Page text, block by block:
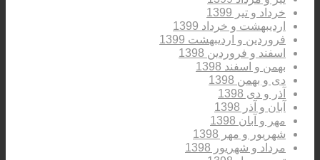
خرداد و تیر 1399
اردیبهشت و خرداد 1399
فروردین و اردیبهشت 1399
اسفند و فروردین 1398
بهمن و اسفند 1398
دی و بهمن 1398
آذر و دی 1398
آبان و آذر 1398
مهر و آبان 1398
شهریور و مهر 1398
مرداد و شهریور 1398